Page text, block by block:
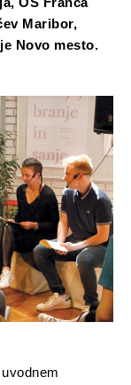
Maribor,
Novo mesto.